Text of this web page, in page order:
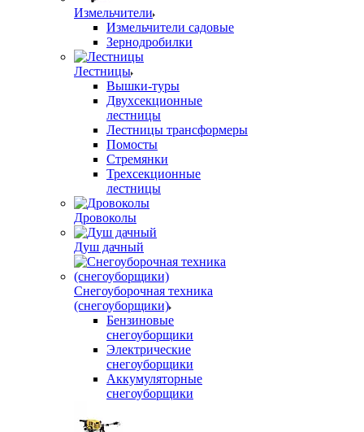
Измельчители
Измельчители садовые
Зернодробилки
Лестницы
Вышки-туры
Двухсекционные
лестницы
Лестницы трансформеры
Помосты
Стремянки
Трехсекционные
лестницы
Дровоколы
Душ дачный
Снегоуборочная техника
(снегоуборщики)
Бензиновые
снегоуборщики
Электрические
снегоуборщики
Аккумуляторные
снегоуборщики